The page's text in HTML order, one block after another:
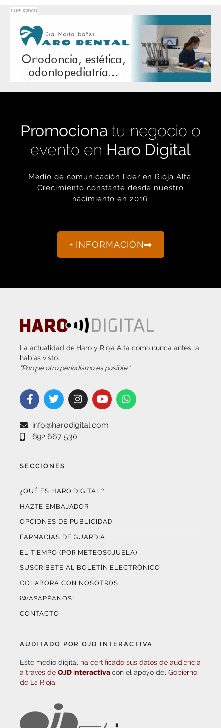
PUBLICIDAD
Promociona tu negocio o
evento en Haro Digital
Medio de comunicación líder en Rioja Alta.
Crecimiento constante desde nuestro
nacimiento en 2016.
+ INFORMACIÓN
La actualidad de Haro y Rioja Alta como nunca antes la
habías visto.
“Porque otro periodismo es posible.”
info@harodigital.com
692 667 530
SECCIONES
¿QUÉ ES HARO DIGITAL?
HAZTE EMBAJADOR
OPCIONES DE PUBLICIDAD
FARMACIAS DE GUARDIA
EL TIEMPO (POR METEOSOJUELA)
SUSCRÍBETE AL BOLETÍN ELECTRÓNICO
COLABORA CON NOSOTROS
¡WASAPÉANOS!
CONTACTO
AUDITADO POR OJD INTERACTIVA
Este medio digital ha certificado sus datos de audiencia
a través de OJD Interactiva con el apoyo del Gobierno
de La Rioja.